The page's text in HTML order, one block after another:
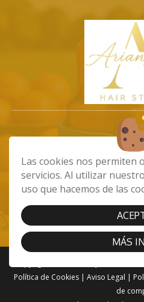
Las cookies nos permiten
servicios. Al utilizar
uso que hacemos de las
MÁS
Av. de Carlos V, 45,
Palmas
Política de Cookies | Aviso Legal |
de